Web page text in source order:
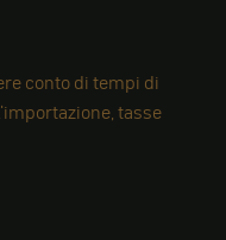
conto di tempi di
tasse